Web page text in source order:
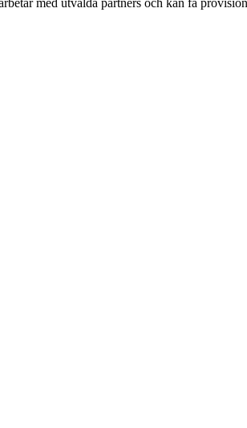
med utvalda partners och kan få